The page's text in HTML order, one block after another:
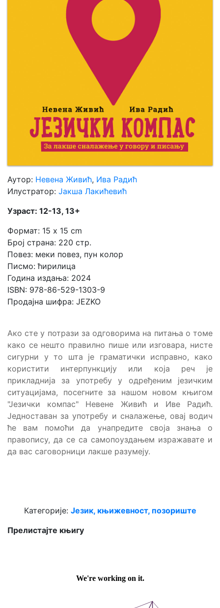
Аутор: Невена Живић, Ива Радић
Илустратор: Јакша Лакићевић
Узраст: 12-13, 13+
Формат: 15 x 15 cm
Број страна: 220 стр.
Повез: меки повез, пун колор
Писмо: ћирилица
Година издања: 2024
ISBN: 978-86-529-1303-9
Продајна шифра: JEZKO
Ако сте у потрази за одговорима на питања о томе
како се нешто правилно пише или изговара, нисте
сигурни у то шта је граматички исправно, како
користити интерпункцију или која реч је
прикладнија за употребу у одређеним језичким
ситуацијама, посегните за нашом новом књигом
"Језички компас" Невене Живић и Иве Радић.
Једноставан за употребу и сналажење, овај водич
ће вам помоћи да унапредите своја знања о
правопису, да се са самопоуздањем изражавате и
да вас саговорници лакше разумеју.
Категорије: Језик, књижевност, позориште
Прелистајте књигу